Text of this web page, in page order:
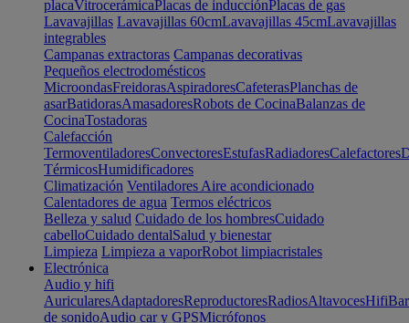
placaVitrocerámicaPlacas de inducciónPlacas de gas
Lavavajillas Lavavajillas 60cmLavavajillas 45cmLavavajillas
integrables
Campanas extractoras Campanas decorativas
Pequeños electrodomésticos
MicroondasFreidorasAspiradoresCafeterasPlanchas de
asarBatidorasAmasadoresRobots de CocinaBalanzas de
CocinaTostadoras
Calefacción
TermoventiladoresConvectoresEstufasRadiadoresCalefactores
TérmicosHumidificadores
Climatización Ventiladores Aire acondicionado
Calentadores de agua Termos eléctricos
Belleza y salud Cuidado de los hombresCuidado
cabelloCuidado dentalSalud y bienestar
Limpieza Limpieza a vaporRobot limpiacristales
Electrónica
Audio y hifi
AuricularesAdaptadoresReproductoresRadiosAltavocesHifi
de sonidoAudio car y GPSMicrófonos